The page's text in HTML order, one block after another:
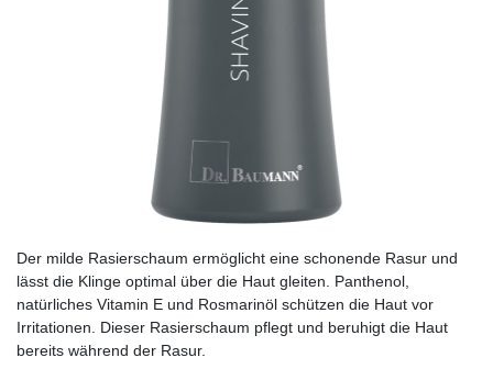
Der milde Rasierschaum ermöglicht eine schonende Rasur und
lässt die Klinge optimal über die Haut gleiten. Panthenol,
natürliches Vitamin E und Rosmarinöl schützen die Haut vor
Irritationen. Dieser Rasierschaum pflegt und beruhigt die Haut
bereits während der Rasur.